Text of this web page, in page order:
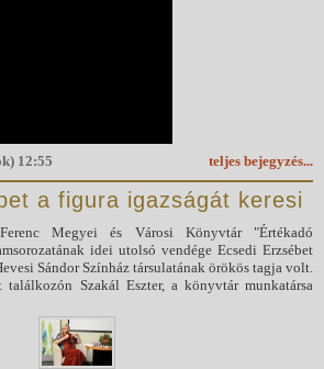
teljes bejegyzés...
12:55
a figura igazságát keresi
Megyei és Városi Könyvtár "Értékadó
idei utolsó vendége Ecsedi Erzsébet
Sándor Színház társulatának örökös tagja volt.
találkozón Szakál Eszter, a könyvtár munkatársa